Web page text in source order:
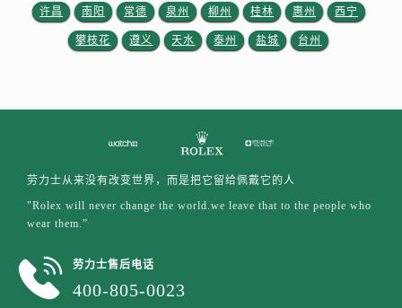
江苏省南京市秦淮区中山南路1号南京中心22层22-C1-C3室劳力士售后服务中心（需提前预约）
许昌 南阳 常德 泉州 柳州 桂林 惠州 西宁
攀枝花 遵义 天水 泰州 盐城 台州
劳力士从来没有改变世界，而是把它留给佩戴它的人
"Rolex will never change the world.we leave that to the people who
wear them.”
劳力士售后电话
400-805-0023